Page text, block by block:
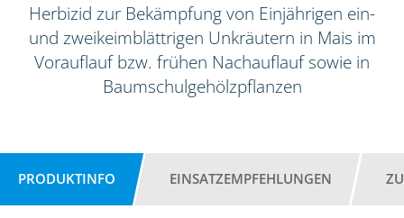
Herbizid zur Bekämpfung von Einjährigen ein-
und zweikeimblättrigen Unkräutern in Mais im
Vorauflauf bzw. frühen Nachauflauf sowie in
Baumschulgehölzpflanzen
PRODUKTINFO EINSATZEMPFEHLUNGEN